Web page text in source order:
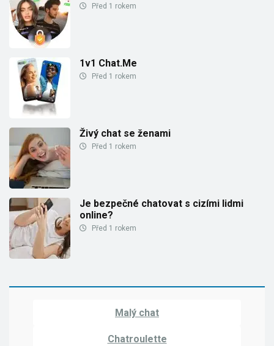
Před 1 rokem
1v1 Chat.Me
Před 1 rokem
Živý chat se ženami
Před 1 rokem
Je bezpečné chatovat s cizími lidmi
online?
Před 1 rokem
Malý chat
Chatroulette